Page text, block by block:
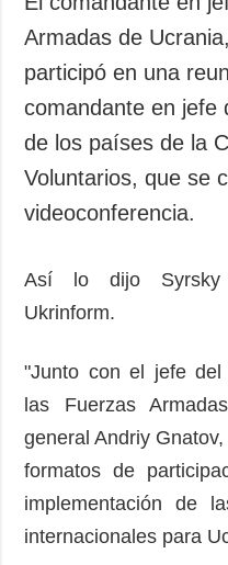
Armadas de
participó en una
comandante en jefe
de los países de la
Voluntarios, que se
videoconferencia.
Así lo dijo Syrsky
Ukrinform.
"Junto con el jefe
las Fuerzas
general Andriy
formatos de
implementación de
internacionales para